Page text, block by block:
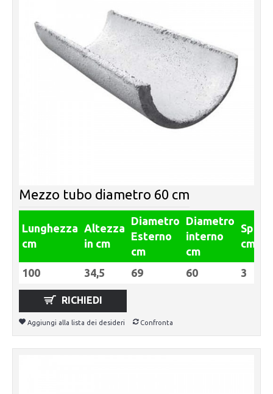
Mezzo tubo diametro 60 cm
Lunghezza
cm
Altezza
in cm
Diametro
Esterno
cm
Diametro
interno
cm
cm
100 34,5 69 60 3
RICHIEDI
Aggiungi alla lista dei desideri Confronta